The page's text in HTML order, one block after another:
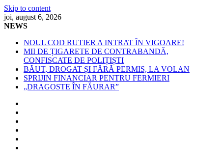
Skip to content
joi, august 6, 2026
NEWS
NOUL COD RUTIER A INTRAT ÎN VIGOARE!
MII DE ȚIGARETE DE CONTRABANDĂ,
CONFISCATE DE POLIȚIȘTI
BĂUT, DROGAT ȘI FĂRĂ PERMIS, LA VOLAN
SPRIJIN FINANCIAR PENTRU FERMIERI
„DRAGOSTE ÎN FĂURAR”